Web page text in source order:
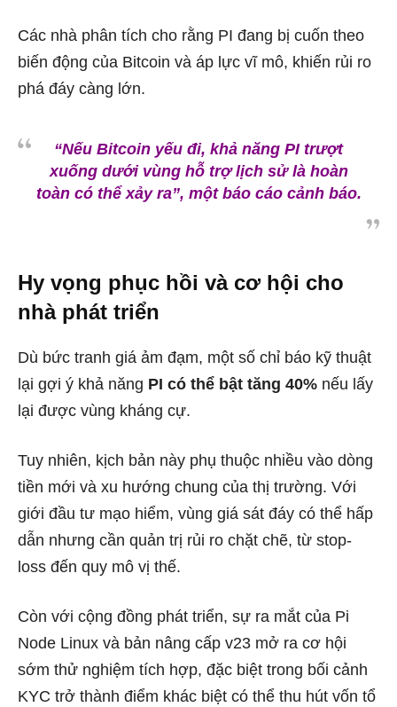
Các nhà phân tích cho rằng PI đang bị cuốn theo
biến động của Bitcoin và áp lực vĩ mô, khiến rủi ro
phá đáy càng lớn.
“Nếu Bitcoin yếu đi, khả năng PI trượt
xuống dưới vùng hỗ trợ lịch sử là hoàn
toàn có thể xảy ra”, một báo cáo cảnh báo.
Hy vọng phục hồi và cơ hội cho
nhà phát triển
Dù bức tranh giá ảm đạm, một số chỉ báo kỹ thuật
lại gợi ý khả năng PI có thể bật tăng 40% nếu lấy
lại được vùng kháng cự.
Tuy nhiên, kịch bản này phụ thuộc nhiều vào dòng
tiền mới và xu hướng chung của thị trường. Với
giới đầu tư mạo hiểm, vùng giá sát đáy có thể hấp
dẫn nhưng cần quản trị rủi ro chặt chẽ, từ stop-
loss đến quy mô vị thế.
Còn với cộng đồng phát triển, sự ra mắt của Pi
Node Linux và bản nâng cấp v23 mở ra cơ hội
sớm thử nghiệm tích hợp, đặc biệt trong bối cảnh
KYC trở thành điểm khác biệt có thể thu hút vốn tổ